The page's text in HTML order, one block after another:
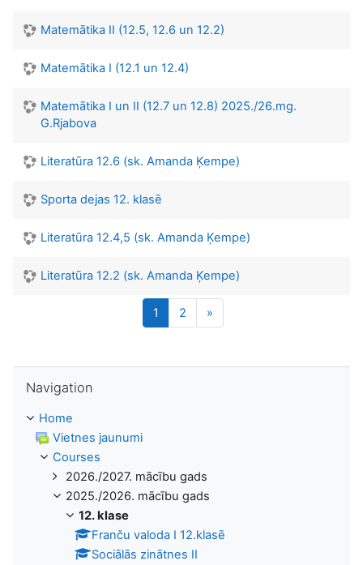
Matemātika II (12.5, 12.6 un 12.2)
Matemātika I (12.1 un 12.4)
Matemātika I un II (12.7 un 12.8) 2025./26.mg.
G.Rjabova
Literatūra 12.6 (sk. Amanda Ķempe)
Sporta dejas 12. klasē
Literatūra 12.4,5 (sk. Amanda Ķempe)
Literatūra 12.2 (sk. Amanda Ķempe)
1 Page 1
2Page 2
»Next page
Navigation
Home
Vietnes jaunumi
Courses
2026./2027. mācību gads
2025./2026. mācību gads
12. klase
Franču valoda I 12.klasē
Sociālās zinātnes II